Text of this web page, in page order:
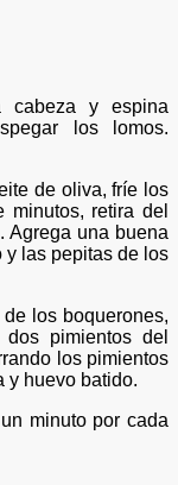
cabeza y espina
los lomos.
de oliva, fríe los
minutos, retira del
Agrega una buena
y las pepitas de los
los boquerones,
pimientos del
los pimientos
y huevo batido.
minuto por cada